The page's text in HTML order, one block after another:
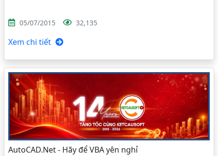
05/07/2015 32,135
Xem chi tiết
AutoCAD.Net - Hãy để VBA yên nghỉ